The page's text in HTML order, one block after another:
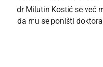
dr Milutin Kostić se već
da mu se poništi